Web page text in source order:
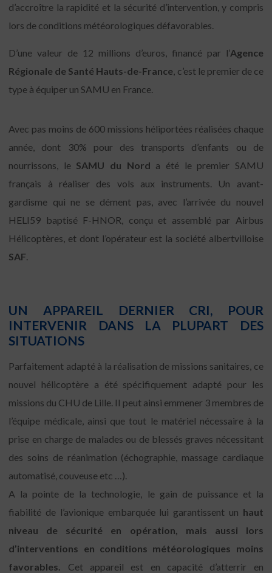
d’accroître la rapidité et la sécurité d’intervention, y compris
lors de conditions météorologiques défavorables.
D’une valeur de 12 millions d’euros, financé par l’Agence
Régionale de Santé Hauts-de-France , c’est le premier de ce
type à équiper un SAMU en France.
Avec pas moins de 600 missions héliportées réalisées chaque
année, dont 30% pour des transports d’enfants ou de
nourrissons, leSAMU du Nord a été le premier SAMU
français à réaliser des vols aux instruments. Un avant-
gardisme qui ne se dément pas, avec l’arrivée du nouvel
HELI59 baptisé F-HNOR, conçu et assemblé par Airbus
Hélicoptères, et dont l’opérateur est la société albertvilloise
SAF
UN APPAREIL DERNIER CRI, POUR
INTERVENIR DANS LA PLUPART DES
SITUATIONS
Parfaitement adapté à la réalisation de missions sanitaires, ce
nouvel hélicoptère a été spécifiquement adapté pour les
missions du CHU de Lille. Il peut ainsi emmener 3 membres de
l’équipe médicale, ainsi que tout le matériel nécessaire à la
prise en charge de malades ou de blessés graves nécessitant
des soins de réanimation (échographie, massage cardiaque
automatisé, couveuse etc …).
A la pointe de la technologie, le gain de puissance et la
fiabilité de l’avionique embarquée lui garantissent un haut
niveau de sécurité en opération, mais aussi lors
d’interventions en conditions météorologiques moins
favorables.
Cet appareil est en capacité d’atterrir en